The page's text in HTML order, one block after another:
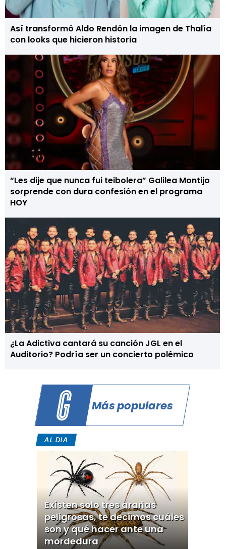
Así transformó Aldo Rendón la imagen de Thalía
con looks que hicieron historia
“Les dije que nunca fui teibolera” Galilea Montijo
sorprende con dura confesión en el programa
HOY
¿La Adictiva cantará su canción JGL en el
Auditorio? Podría ser un concierto polémico
Más populares
AL DIA
Existen solo tres arañas
peligrosas, te decimos cuáles
son y qué hacer ante una
mordedura